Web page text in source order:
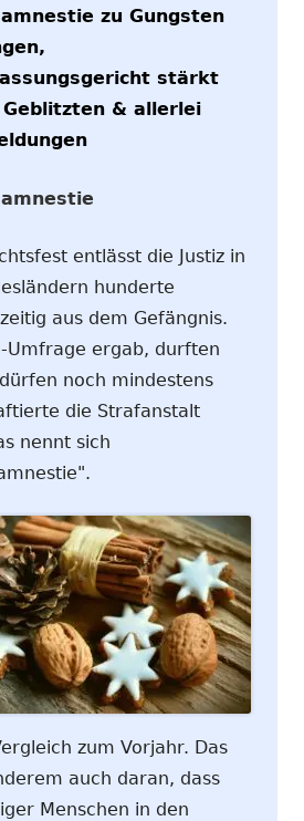
zu Gungsten
stärkt
Geblitzten & allerlei
entlässt die Justiz in
hunderte
aus dem Gefängnis.
Umfrage ergab, durften
noch mindestens
die Strafanstalt
nennt sich
zum Vorjahr. Das
auch daran, dass
Menschen in den